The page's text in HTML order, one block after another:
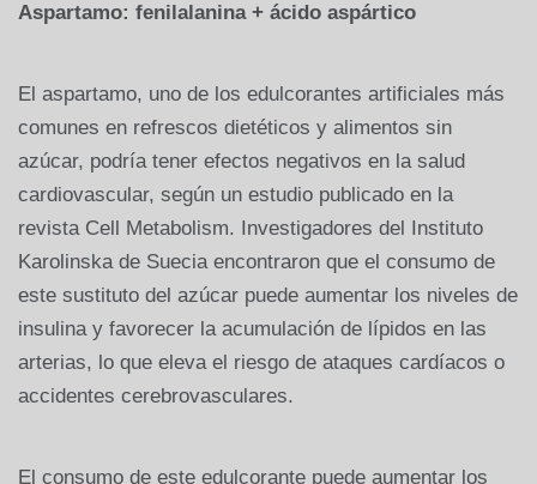
Aspartamo: fenilalanina + ácido aspártico
El aspartamo, uno de los edulcorantes artificiales más
comunes en refrescos dietéticos y alimentos sin
azúcar, podría tener efectos negativos en la salud
cardiovascular, según un estudio publicado en la
revista Cell Metabolism. Investigadores del Instituto
Karolinska de Suecia encontraron que el consumo de
este sustituto del azúcar puede aumentar los niveles de
insulina y favorecer la acumulación de lípidos en las
arterias, lo que eleva el riesgo de ataques cardíacos o
accidentes cerebrovasculares.
El consumo de este edulcorante puede aumentar los